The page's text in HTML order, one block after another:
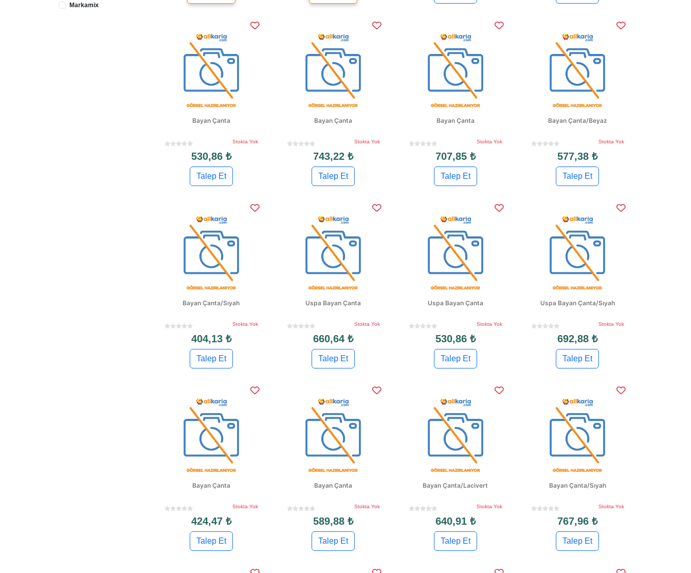
Markamix
Bayan Çanta
Stokta Yok
530,86 ₺
Talep Et
Bayan Çanta
Stokta Yok
743,22 ₺
Talep Et
Bayan Çanta
Stokta Yok
707,85 ₺
Talep Et
Bayan Çanta/Beyaz
Stokta Yok
577,38 ₺
Talep Et
Bayan Çanta/Sıyah
Stokta Yok
404,13 ₺
Talep Et
Uspa Bayan Çanta
Stokta Yok
660,64 ₺
Talep Et
Uspa Bayan Çanta
Stokta Yok
530,86 ₺
Talep Et
Uspa Bayan Çanta/Sıyah
Stokta Yok
692,88 ₺
Talep Et
Bayan Çanta
Stokta Yok
424,47 ₺
Talep Et
Bayan Çanta
Stokta Yok
589,88 ₺
Talep Et
Bayan Çanta/Lacivert
Stokta Yok
640,91 ₺
Talep Et
Bayan Çanta/Sıyah
Stokta Yok
767,96 ₺
Talep Et